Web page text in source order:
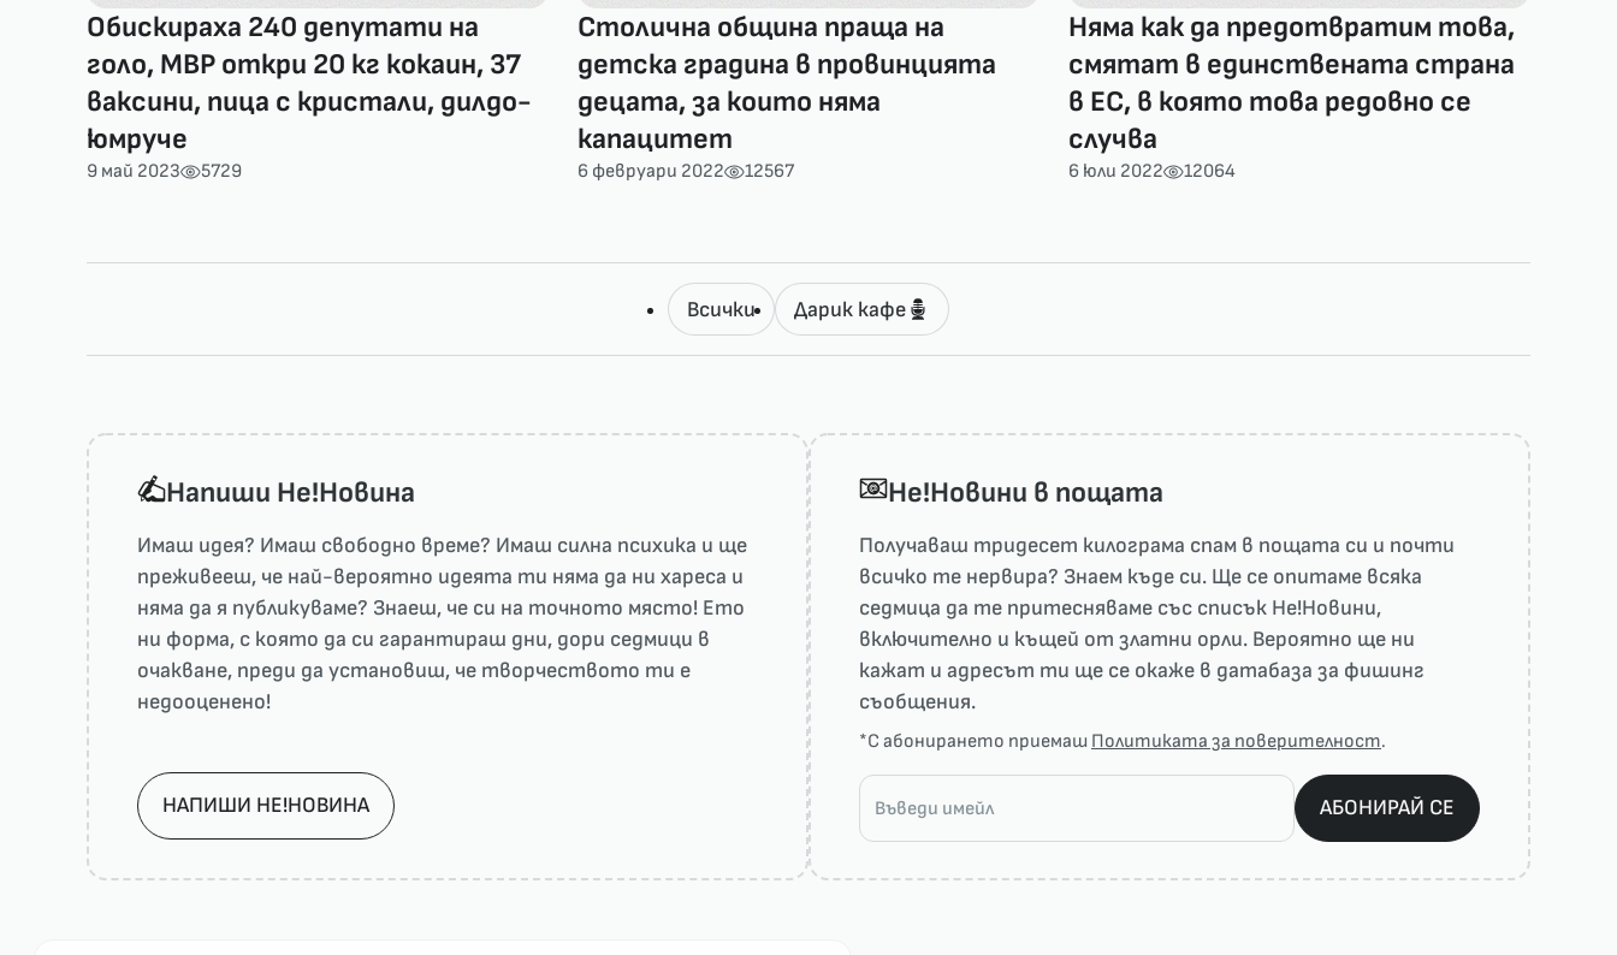
Обискираха 240 депутати на
голо, МВР откри 20 кг кокаин, 37
ваксини, пица с кристали, дилдо-
юмруче
9 май 2023 5729
Столична община праща на
детска градина в провинцията
децата, за които няма
капацитет
6 февруари 2022 12567
Няма как да предотвратим това,
смятат в единствената страна
в ЕС, в която това редовно се
случва
6 юли 2022 12064
Всички Дарик кафе
Напиши He!Новина
Имаш идея? Имаш свободно време? Имаш силна психика и ще
преживееш, че най-вероятно идеята ти няма да ни харесa и
няма да я публикуваме? Знаеш, че си на точното място! Ето
ни форма, с която да си гарантираш дни, дори седмици в
очакване, преди да установиш, че творчеството ти е
недооценено!
НАПИШИ НЕ!НОВИНА
He!Новини в пощата
Получаваш тридесет килограма спам в пощата си и почти
всичко те нервира? Знаем къде си. Ще се опитаме всяка
седмица да те притесняваме със списък He!Новини,
включително и къщей от златни орли. Вероятно ще ни
кажат и адресът ти ще се окаже в датабаза за фишинг
съобщения.
*С абонирането приемаш Политиката за поверителност.
АБОНИРАЙ СЕ